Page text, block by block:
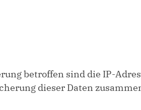
betroffen sind die IP-
dieser Daten